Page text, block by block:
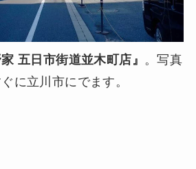
家 五日市街道並木町店』 。写真
に立川市にでます。